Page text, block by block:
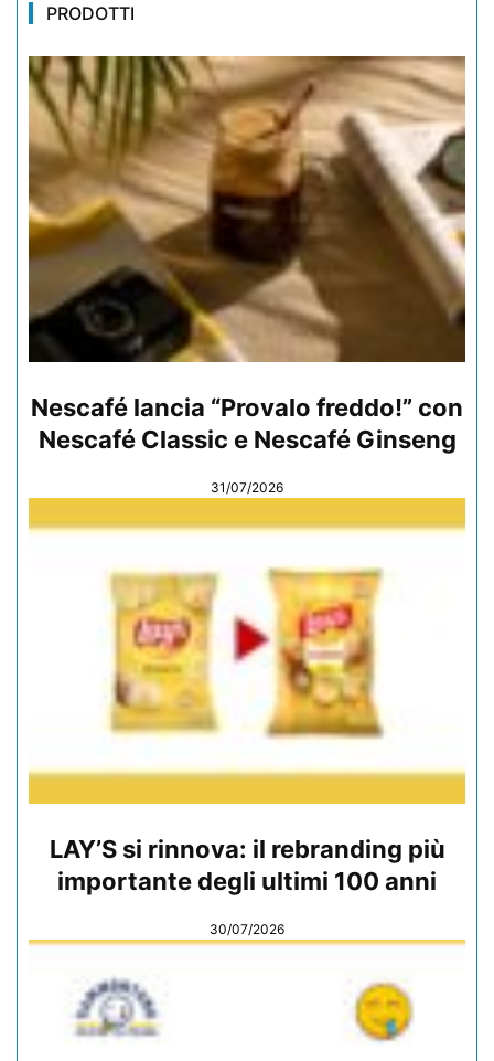
PRODOTTI
Nescafé lancia “Provalo freddo!” con
Nescafé Classic e Nescafé Ginseng
31/07/2026
LAY’S si rinnova: il rebranding più
importante degli ultimi 100 anni
30/07/2026